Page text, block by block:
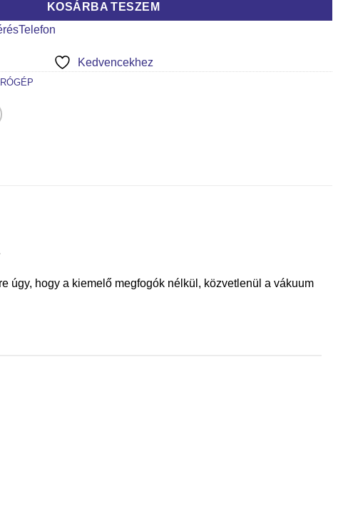
KOSÁRBA TESZEM
Telefon
Kedvencekhez
úgy, hogy a kiemelő megfogók nélkül, közvetlenül a vákuum